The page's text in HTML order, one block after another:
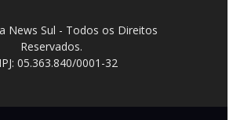
News Sul - Todos os Direitos
Reservados.
05.363.840/0001-32